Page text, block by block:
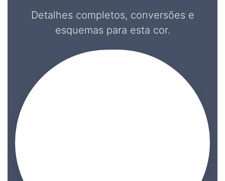
Detalhes completos, conversões e
esquemas para esta cor.